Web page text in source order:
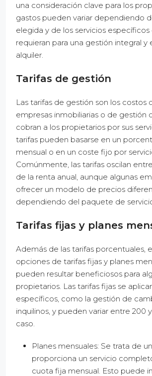
una consideración clave para los
gastos pueden variar dependiendo
elegida y de los servicios específicos
requieran para una gestión integral y
alquiler.
Tarifas de gestión
Las tarifas de gestión son los costos
empresas inmobiliarias o de gestión
cobran a los propietarios por sus
tarifas pueden basarse en un
mensual o en un coste fijo por
Comúnmente, las tarifas oscilan
de la renta anual, aunque algunas
ofrecer un modelo de precios
dependiendo del paquete de
Tarifas fijas y planes
Además de las tarifas porcentuales,
opciones de tarifas fijas y planes
pueden resultar beneficiosos para
propietarios. Las tarifas fijas se
específicos, como la gestión de
inquilinos, y pueden variar entre 200
caso.
Planes mensuales: Se trata de
proporciona un servicio
cuota fija mensual. Esto puede